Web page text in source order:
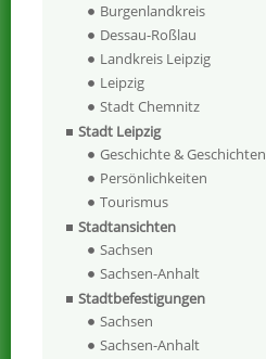
Burgenlandkreis
Dessau-Roßlau
Landkreis Leipzig
Leipzig
Stadt Chemnitz
Stadt Leipzig
Geschichte & Geschichten
Persönlichkeiten
Tourismus
Stadtansichten
Sachsen
Sachsen-Anhalt
Stadtbefestigungen
Sachsen
Sachsen-Anhalt